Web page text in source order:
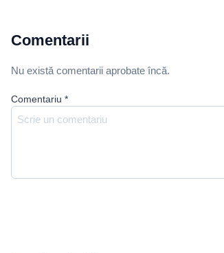
Comentarii
Nu există comentarii aprobate încă.
Comentariu *